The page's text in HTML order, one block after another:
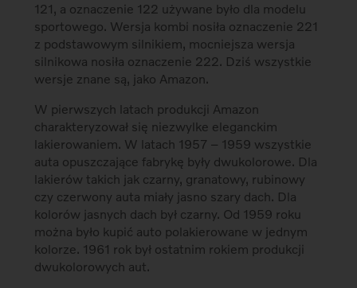
121, a oznaczenie 122 używane było dla modelu
sportowego. Wersja kombi nosiła oznaczenie 221
z podstawowym silnikiem, mocniejsza wersja
silnikowa nosiła oznaczenie 222. Dziś wszystkie
wersje znane są, jako Amazon.
W pierwszych latach produkcji Amazon
charakteryzował się niezwylke eleganckim
lakierowaniem. W latach 1957 – 1959 wszystkie
auta opuszczające fabrykę były dwukolorowe. Dla
lakierów takich jak czarny, granatowy, rubinowy
czy czerwony auta miały jasno szary dach. Dla
kolorów jasnych dach był czarny. Od 1959 roku
można było kupić auto polakierowane w jednym
kolorze. 1961 rok był ostatnim rokiem produkcji
dwukolorowych aut.